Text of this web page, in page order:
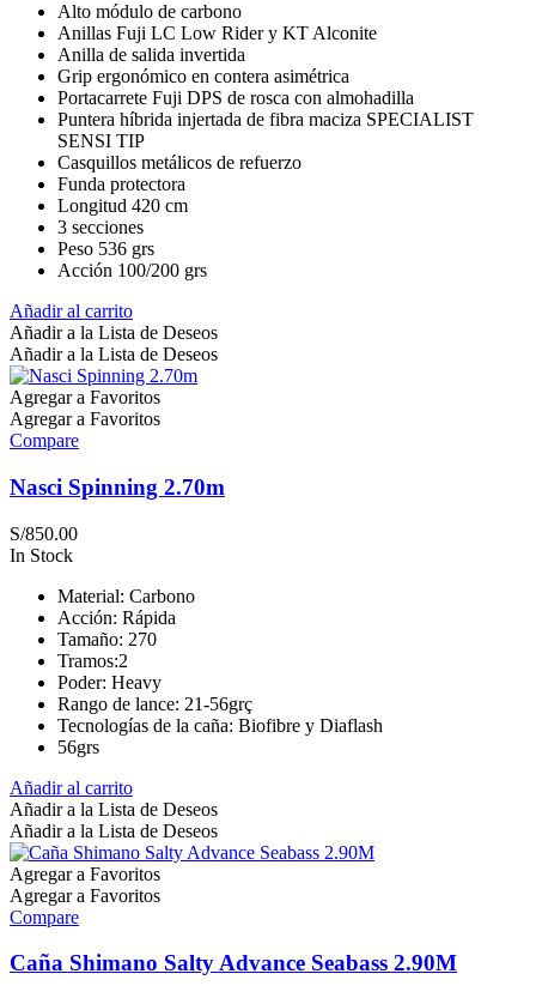
Alto módulo de carbono
Anillas Fuji LC Low Rider y KT Alconite
Anilla de salida invertida
Grip ergonómico en contera asimétrica
Portacarrete Fuji DPS de rosca con almohadilla
Puntera híbrida injertada de fibra maciza SPECIALIST
SENSI TIP
Casquillos metálicos de refuerzo
Funda protectora
Longitud 420 cm
3 secciones
Peso 536 grs
Acción 100/200 grs
Añadir al carrito
Añadir a la Lista de Deseos
Añadir a la Lista de Deseos
Agregar a Favoritos
Agregar a Favoritos
Compare
Nasci Spinning 2.70m
S/850.00
In Stock
Material: Carbono
Acción: Rápida
Tamaño: 270
Tramos:2
Poder: Heavy
Rango de lance: 21-56grç
Tecnologías de la caña: Biofibre y Diaflash
56grs
Añadir al carrito
Añadir a la Lista de Deseos
Añadir a la Lista de Deseos
Agregar a Favoritos
Agregar a Favoritos
Compare
Caña Shimano Salty Advance Seabass 2.90M